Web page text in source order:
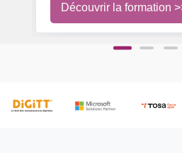
Découvrir la formation